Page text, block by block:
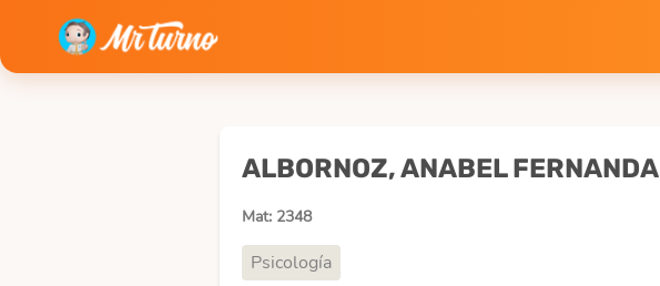
ALBORNOZ, ANABEL FERNANDA
Mat: 2348
Psicología